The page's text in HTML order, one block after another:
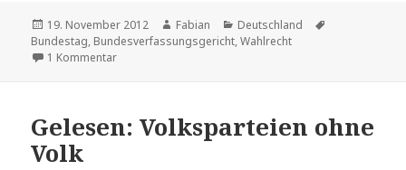
Veröffentlicht
am
19. November 2012 Autor
Fabian Kategorien
Deutschland
Bundestag, Bundesverfassungsgericht,Wahlrecht
1 Kommentarzu Doch kein Wahlrecht
Gelesen: Volksparteien ohne
Volk